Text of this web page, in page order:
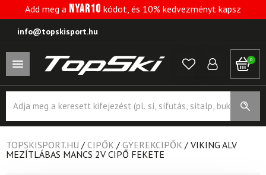
Add meg a NYAR10 kódot, és 10% kedvezményt kapsz
info@topskisport.hu
0
search
TOPSKISPORT.HU / CIPŐK / GYEREKCIPŐK / VIKING ALV
MEZÍTLÁBAS MANCS 2V CIPŐ FEKETE